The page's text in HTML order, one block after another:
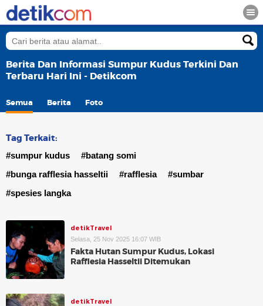
Berita Dan Informasi Sumpur Kudus Terkini Dan
Terbaru Hari Ini - Detikcom
Semua Berita Foto
Tag Terkait:
#sumpur kudus
#batang somi
#bunga rafflesia hasseltii
#rafflesia
#sumbar
#spesies langka
detikTravel
Selasa, 25 Nov 2025 16:07 WIB
Fakta Hutan Sumpur Kudus, Lokasi
Rafflesia Hasseltii Ditemukan
detikTravel